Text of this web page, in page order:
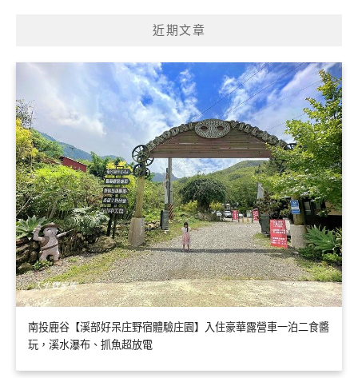
近期文章
南投鹿谷【溪部好呆庄野宿體驗庄園】入住豪華露營車一泊二食醬
玩，溪水瀑布、抓魚超放電